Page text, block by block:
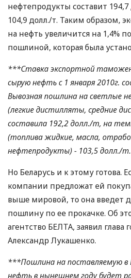
нефтепродукты составит
104,9 долл./т. Таким образом,
на нефть увеличится на 1,4%
пошлиной, которая была
***Ставка экспортной
сырую нефть с 1 января 2010г.
Вывозная пошлина на светлые
(легкие дистилляты, средние
составила 192,2 долл./т, на
(топлива жидкие, масла,
нефтепродукты) - 103,5 долл./т.
Но Беларусь и к этому готова.
компании предложат ей
выше мировой, то она введет
пошлину по ее прокачке. Об
агентство БЕЛТА, заявил глава
Александр Лукашенко.
***Пошлина на поставляемую в
нефть в нынешнем году будет